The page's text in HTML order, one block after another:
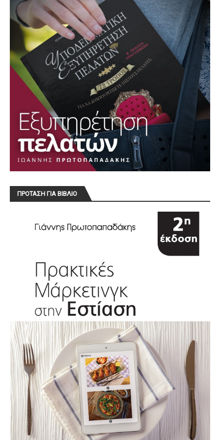
ΠΡΟΤΑΣΗ ΓΙΑ ΒΙΒΛΙΟ